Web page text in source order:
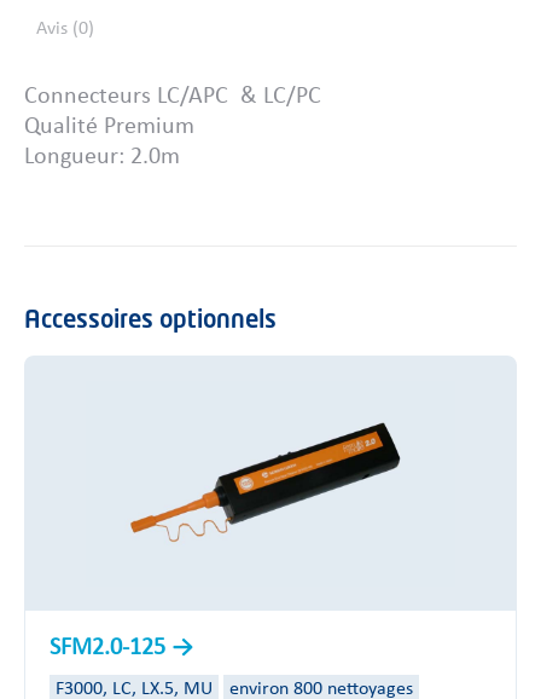
Avis (0)
Connecteurs LC/APC & LC/PC
Qualité Premium
Longueur: 2.0m
Accessoires optionnels
SFM2.0-125
F3000, LC, LX.5, MU environ 800 nettoyages